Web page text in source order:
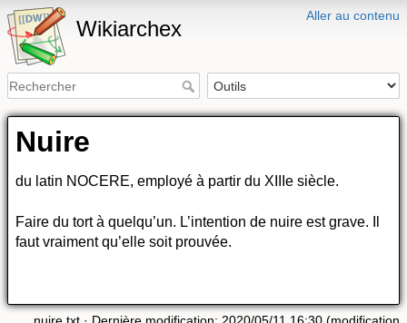
Aller au contenu
Wikiarchex
Nuire
du latin NOCERE, employé à partir du XIIIe siècle.
Faire du tort à quelqu’un. L’intention de nuire est grave. Il
faut vraiment qu’elle soit prouvée.